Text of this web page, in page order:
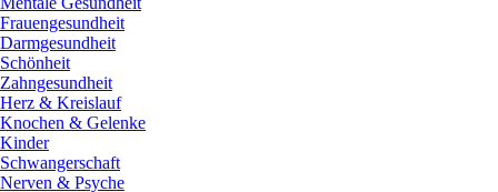
Frauengesundheit
Darmgesundheit
Schönheit
Zahngesundheit
Herz & Kreislauf
Knochen & Gelenke
Kinder
Schwangerschaft
Nerven & Psyche